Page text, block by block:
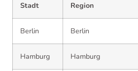
Stadt Region
Berlin Berlin
Hamburg Hamburg